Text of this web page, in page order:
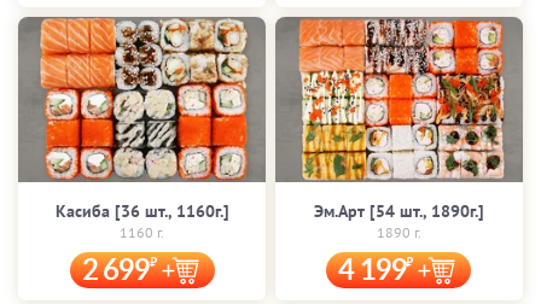
Касиба [36 шт., 1160г.]
1160 г.
2 699
Эм.Арт [54 шт., 1890г.]
1890 г.
4 199